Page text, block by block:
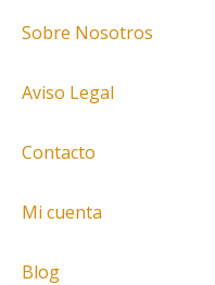
Sobre Nosotros
Aviso Legal
Contacto
Mi cuenta
Blog